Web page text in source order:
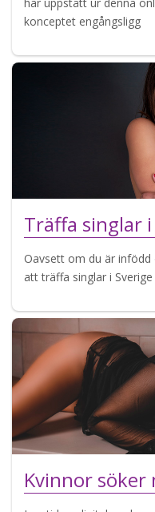
konceptet engångsligg
Träffa singlar
Oavsett om du är infödd
att träffa singlar i
Kvinnor söker